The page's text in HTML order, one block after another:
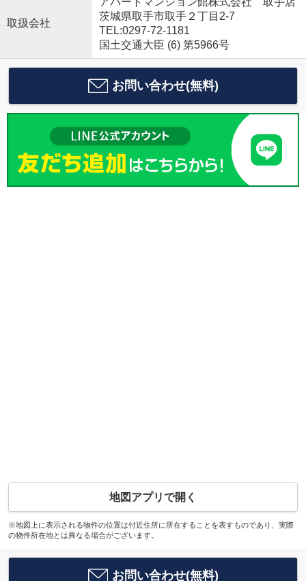
取扱会社
茨城県取手市取手２丁目2-7
TEL:0297-72-1181
国土交通大臣 (6) 第5966号
お問い合わせ(無料)
地図アプリで開く
※地図上に表示される物件の位置は付近住所に所在することを表すものであり、実際
の物件所在地とは異なる場合がございます。
お問い合わせ(無料)